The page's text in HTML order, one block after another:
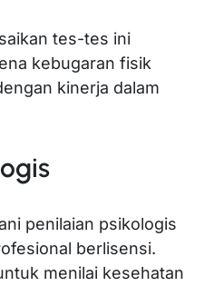
tes-tes ini
kebugaran fisik
kinerja dalam
penilaian psikologis
berlisensi.
menilai kesehatan